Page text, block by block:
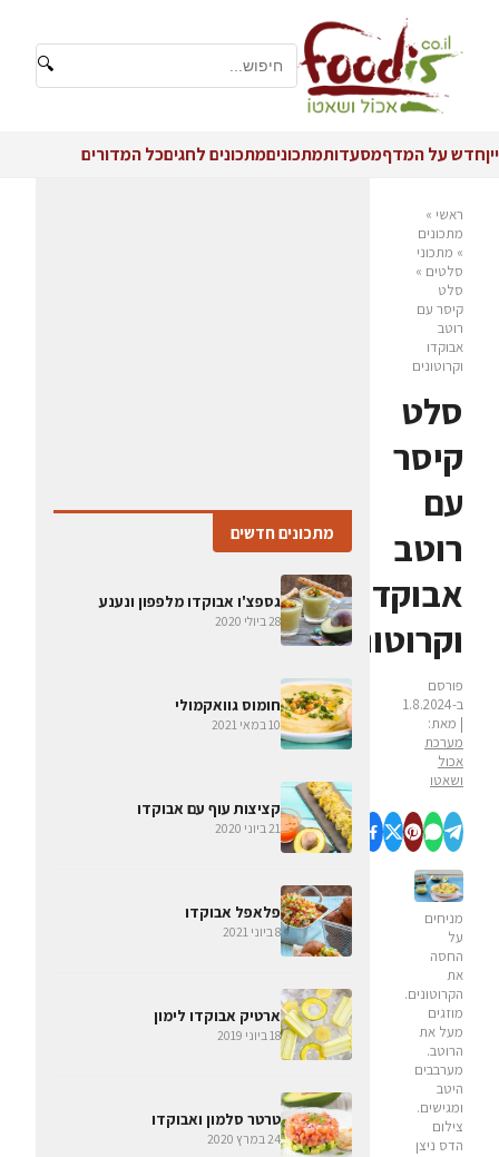
🔍
ייןחדש על המדףמסעדותמתכוניםמתכונים לחגיםכל המדורים
ראשי »
מתכונים
» מתכוני
סלטים »
סלט
קיסר עם
רוטב
אבוקדו
וקרוטונים
סלט
קיסר
עם
רוטב
אבוקדו
וקרוטונים
פורסם
ב-1.8.2024
| מאת:
מערכת
אכול
ושאטו
מניחים
על
החסה
את
הקרוטונים.
מוזגים
מעל את
הרוטב.
מערבבים
היטב
ומגישים.
צילום
הדס ניצן
מתכונים חדשים
גספצ'ו אבוקדו מלפפון ונענע
28 ביולי 2020
חומוס גוואקמולי
10 במאי 2021
קציצות עוף עם אבוקדו
21 ביוני 2020
פלאפל אבוקדו
8 ביוני 2021
ארטיק אבוקדו לימון
18 ביוני 2019
טרטר סלמון ואבוקדו
24 במרץ 2020